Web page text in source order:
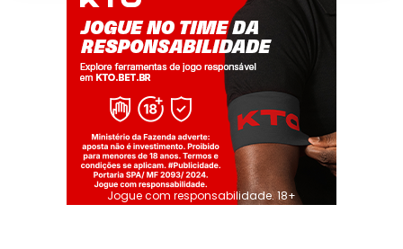
Jogue com responsabilidade. 18+